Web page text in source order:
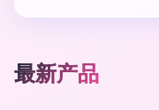
最新产品